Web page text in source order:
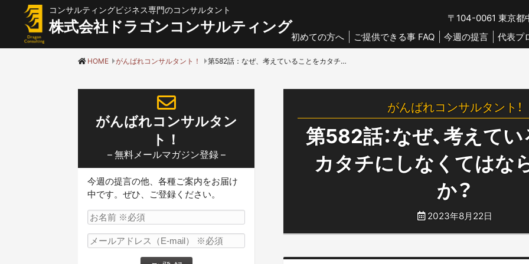
コンサルティングビジネス専門のコンサルタント
株式会社ドラゴンコンサルティング 〒104-0061 東京都
初めての方へ
ご提供できる事 FAQ 今週の提言 代表プ
HOME がんばれコンサルタント！ 第582話：なぜ、考えていることをカタチにしなくてはならないのか？
がんばれコンサルタント！
第582話：なぜ、考えて
カタチにしなくてはな
か？
2023年8月22日
がんばれコンサルタン
ト！
– 無料メールマガジン登録 –
今週の提言の他、各種ご案内をお届け
中です。ぜひ、ご登録ください。